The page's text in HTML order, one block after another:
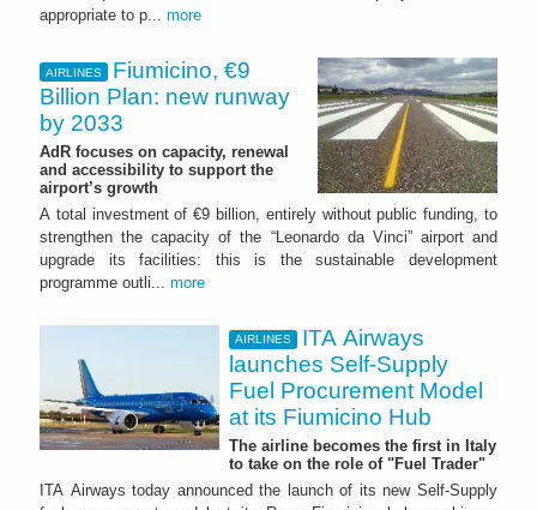
appropriate to p... more
AIRLINES
Fiumicino, €9
Billion Plan: new runway
by 2033
AdR focuses on capacity, renewal
and accessibility to support the
airport’s growth
A total investment of €9 billion, entirely without public funding, to
strengthen the capacity of the “Leonardo da Vinci” airport and
upgrade its facilities: this is the sustainable development
programme outli... more
AIRLINES
ITA Airways
launches Self-Supply
Fuel Procurement Model
at its Fiumicino Hub
The airline becomes the first in Italy
to take on the role of "Fuel Trader"
ITA Airways today announced the launch of its new Self-Supply